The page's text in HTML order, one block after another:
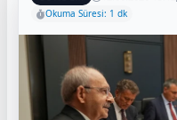
Okuma Süresi: 1 dk